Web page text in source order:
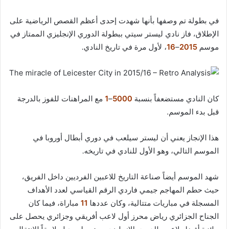
في بطولة تم وصفها بأنها شهدت إحدى أعظم القصص الرياضية على
الإطلاق، فاز نادي ليستر سيتي ببطولة الدوري الإنجليزي الممتاز في
موسم 2015
–
16، لأول مرة في تاريخ النادي.
كان النادي مستضعفاً بنسبة 5000
–
1 مع المراهنات للفوز بالدرجة
قبل بدء الموسم.
هذا الإنجاز يعني أن ليستر سيلعب في دوري أبطال أوروبا في
الموسم التالي، وهو الأول للنادي في تاريخه.
شهد الموسم أيضاً صناعة التاريخ للاعبين الفرديين داخل الفريق،
حيث حطم المهاجم جيمي فاردي الرقم القياسي لعدد الأهداف
المسجلة في مباريات متتالية، وكان عددها 11 مباراة، فيما كان
الجناح الجزائري رياض محرز أول لاعب أفريقي وجزائري يحصل على